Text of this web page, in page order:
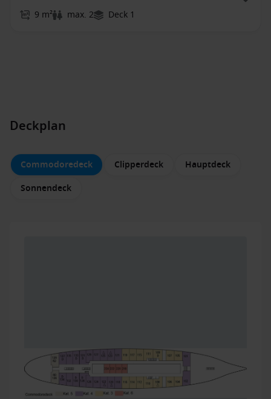
9 m² max. 2 Deck 1
Deckplan
Commodoredeck Clipperdeck
Hauptdeck
Sonnendeck